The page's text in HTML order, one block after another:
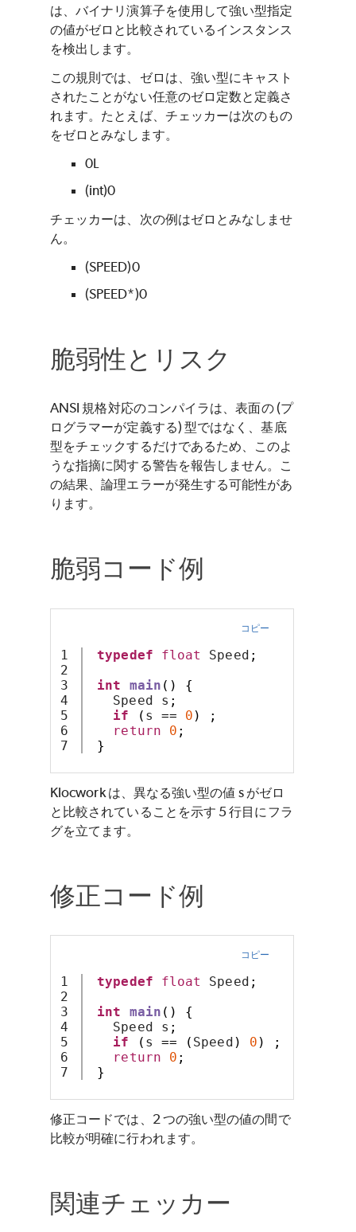
は、バイナリ演算子を使用して強い型指定
の値がゼロと比較されているインスタンス
を検出します。
この規則では、ゼロは、強い型にキャスト
されたことがない任意のゼロ定数と定義さ
れます。たとえば、チェッカーは次のもの
をゼロとみなします。
0L
(int)0
チェッカーは、次の例はゼロとみなしませ
ん。
(SPEED)0
(SPEED*)0
脆弱性とリスク
ANSI 規格対応のコンパイラは、表面の (プ
ログラマーが定義する) 型ではなく、基底
型をチェックするだけであるため、このよ
うな指摘に関する警告を報告しません。こ
の結果、論理エラーが発生する可能性があ
ります。
脆弱コード例
コピー
1
2
3
4
5
6
typedef float Speed ;
int
main ()
{
Speed s ;
if
( s == 0 )
;
return
0 ;
}
Klocworkは、異なる強い型の値 s がゼロ
と比較されていることを示す 5 行目にフラ
グを立てます。
修正コード例
コピー
1
2
3
4
5
6
typedef float Speed ;
int
main ()
{
Speed s ;
if
( s == ( Speed ) 0 )
;
return
0 ;
}
修正コードでは、2 つの強い型の値の間で
比較が明確に行われます。
関連チェッカー